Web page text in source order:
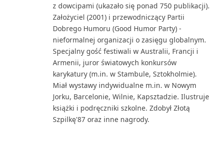
z dowcipami (ukazało się ponad 750 publikacji).
Założyciel (2001) i przewodniczący Partii
Dobrego Humoru (Good Humor Party) -
nieformalnej organizacji o zasięgu globalnym.
Specjalny gość festiwali w Australii, Francji i
Armenii, juror światowych konkursów
karykatury (m.in. w Stambule, Sztokholmie).
Miał wystawy indywidualne m.in. w Nowym
Jorku, Barcelonie, Wilnie, Kapsztadzie. Ilustruje
książki i podręczniki szkolne. Zdobył Złotą
Szpilkę'87 oraz inne nagrody.